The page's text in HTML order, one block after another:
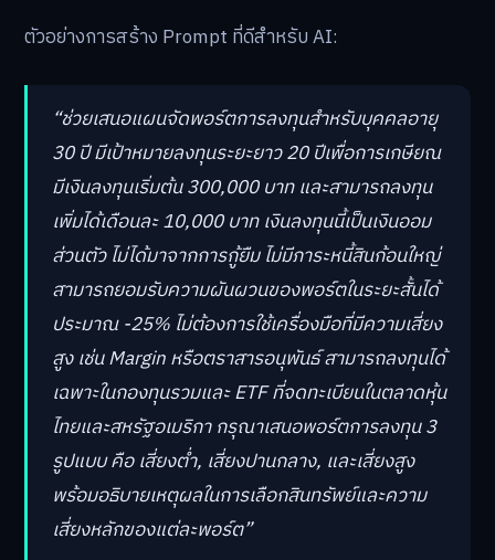
ตัวอย่างการสร้าง Prompt ที่ดีสำหรับ AI:
“ช่วยเสนอแผนจัดพอร์ตการลงทุนสำหรับบุคคลอายุ
30 ปี มีเป้าหมายลงทุนระยะยาว 20 ปีเพื่อการเกษียณ
มีเงินลงทุนเริ่มต้น 300,000 บาท และสามารถลงทุน
เพิ่มได้เดือนละ 10,000 บาท เงินลงทุนนี้เป็นเงินออม
ส่วนตัว ไม่ได้มาจากการกู้ยืม ไม่มีภาระหนี้สินก้อนใหญ่
สามารถยอมรับความผันผวนของพอร์ตในระยะสั้นได้
ประมาณ -25% ไม่ต้องการใช้เครื่องมือที่มีความเสี่ยง
สูง เช่น Margin หรือตราสารอนุพันธ์ สามารถลงทุนได้
เฉพาะในกองทุนรวมและ ETF ที่จดทะเบียนในตลาดหุ้น
ไทยและสหรัฐอเมริกา กรุณาเสนอพอร์ตการลงทุน 3
รูปแบบ คือ เสี่ยงต่ำ, เสี่ยงปานกลาง, และเสี่ยงสูง
พร้อมอธิบายเหตุผลในการเลือกสินทรัพย์และความ
เสี่ยงหลักของแต่ละพอร์ต”